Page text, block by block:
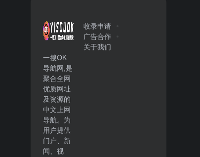
一搜OK
导航网,是
聚合全网
优质网址
及资源的
中文上网
导航。为
用户提供
门户、新
闻、视
收录申请
广告合作
关于我们